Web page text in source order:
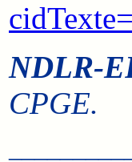
NDLR-
CPGE.